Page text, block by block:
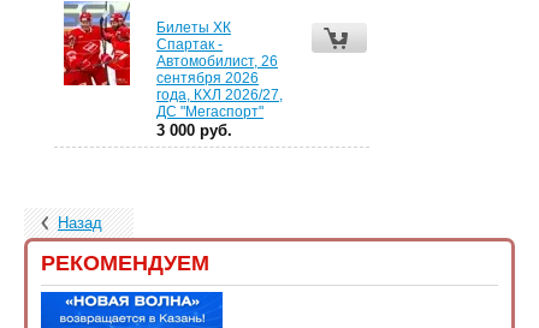
Билеты ХК
Спартак -
Автомобилист, 26
сентября 2026
года, КХЛ 2026/27,
ДС "Мегаспорт"
3 000 руб.
Назад
РЕКОМЕНДУЕМ